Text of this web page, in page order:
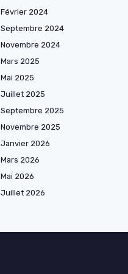
Février 2024
Septembre 2024
Novembre 2024
Mars 2025
Mai 2025
Juillet 2025
Septembre 2025
Novembre 2025
Janvier 2026
Mars 2026
Mai 2026
Juillet 2026